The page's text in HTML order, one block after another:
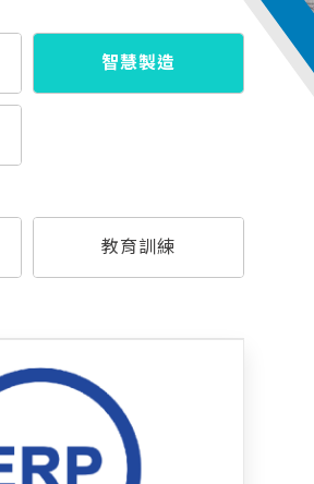
智慧製造
教育訓練